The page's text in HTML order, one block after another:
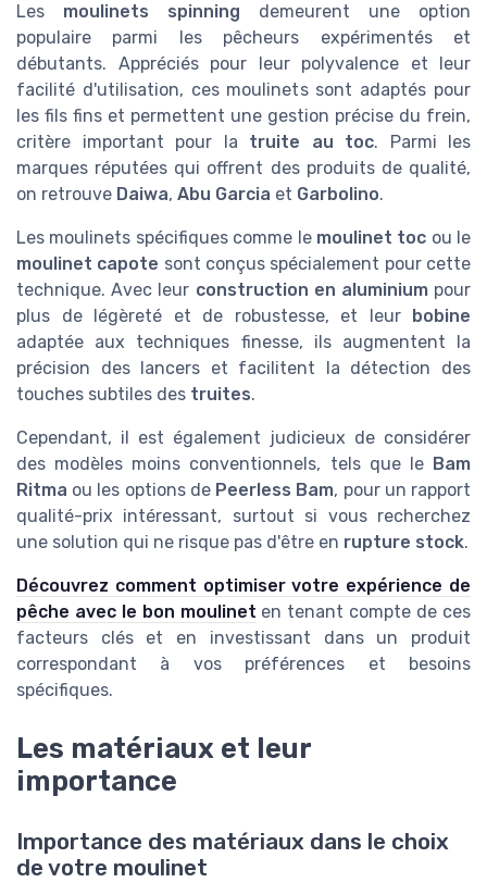
Les moulinets spinning demeurent une option
populaire parmi les pêcheurs expérimentés et
débutants. Appréciés pour leur polyvalence et leur
facilité d'utilisation, ces moulinets sont adaptés pour
les fils fins et permettent une gestion précise du frein,
critère important pour la truite au toc. Parmi les
marques réputées qui offrent des produits de qualité,
on retrouve Daiwa, Abu Garcia et Garbolino.
Les moulinets spécifiques comme le moulinet toc ou le
moulinet capote sont conçus spécialement pour cette
technique. Avec leur construction en aluminiumpour
plus de légèreté et de robustesse, et leur bobine
adaptée aux techniques finesse, ils augmentent la
précision des lancers et facilitent la détection des
touches subtiles des truites.
Cependant, il est également judicieux de considérer
des modèles moins conventionnels, tels que le Bam
Ritma ou les options de Peerless Bam, pour un rapport
qualité-prix intéressant, surtout si vous recherchez
une solution qui ne risque pas d'être en rupture stock.
Découvrez comment optimiser votre expérience de
pêche avec le bon moulinet en tenant compte de ces
facteurs clés et en investissant dans un produit
correspondant à vos préférences et besoins
spécifiques.
Les matériaux et leur
importance
Importance des matériaux dans le choix
de votre moulinet